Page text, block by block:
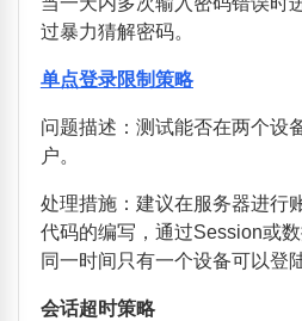
过暴力猜解密码。
单点登录限制策略
问题描述：测试能否在两个设
户。
处理措施：建议在服务器进行
代码的编写，通过Session或
同一时间只有一个设备可以登
会话超时策略